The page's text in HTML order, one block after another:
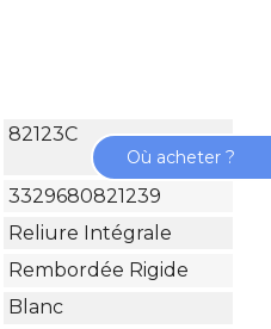
82123C
3329680821239
Reliure Intégrale
Rembordée Rigide
Blanc
Où acheter ?